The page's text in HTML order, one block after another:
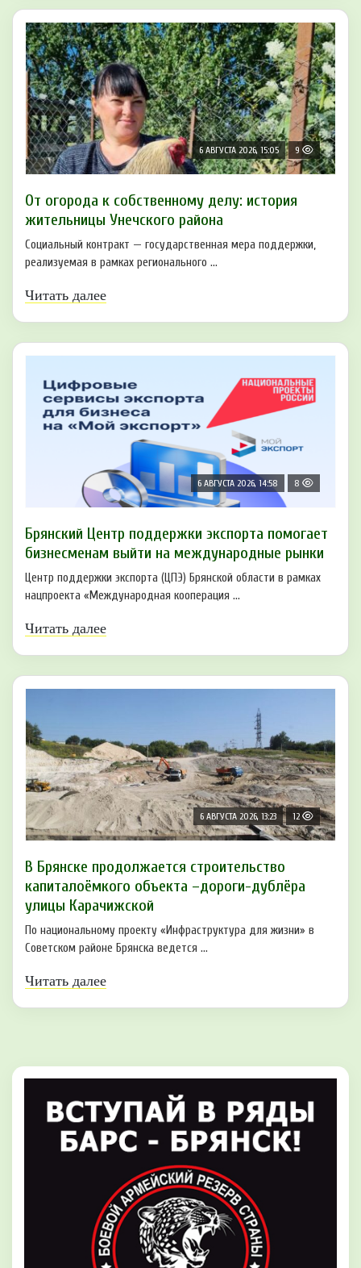
6 АВГУСТА 2026, 15:05 9
От огорода к собственному делу: история
жительницы Унечского района
Социальный контракт — государственная мера поддержки,
реализуемая в рамках регионального ...
Читать далее
6 АВГУСТА 2026, 14:58 8
Брянский Центр поддержки экспорта помогает
бизнесменам выйти на международные рынки
Центр поддержки экспорта (ЦПЭ) Брянской области в рамках
нацпроекта «Международная кооперация ...
Читать далее
6 АВГУСТА 2026, 13:23 12
В Брянске продолжается строительство
капиталоёмкого объекта –дороги-дублёра
улицы Карачижской
По национальному проекту «Инфраструктура для жизни» в
Советском районе Брянска ведется ...
Читать далее